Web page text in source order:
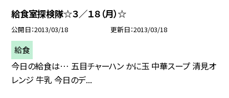
給食室探検隊☆３／１８（月）☆
公開日 2013/03/18 更新日 2013/03/18
給食
今日の給食は… 五目チャーハン かに玉 中華スープ 清見オ
レンジ 牛乳 今日のデ...